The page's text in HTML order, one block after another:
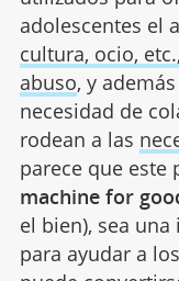
adolescentes el
cultura, ocio,
abuso, y
necesidad de
rodean a las
parece que este
machine for
el bien), sea
para ayudar a